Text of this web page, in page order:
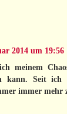
2014 um 19:56
meinem
kann. Seit ich
immer mehr